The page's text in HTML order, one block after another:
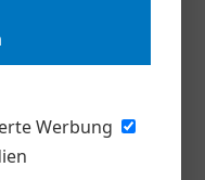
Werbung
nicht ab,
Schafe der
800